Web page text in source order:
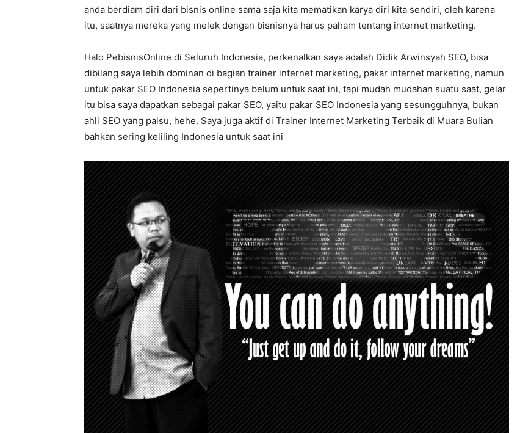
anda berdiam diri dari bisnis online sama saja kita mematikan karya diri kita sendiri, oleh karena
itu, saatnya mereka yang melek dengan bisnisnya harus paham tentang internet marketing.
Halo PebisnisOnline di Seluruh Indonesia, perkenalkan saya adalah Didik Arwinsyah SEO, bisa
dibilang saya lebih dominan di bagian trainer internet marketing, pakar internet marketing, namun
untuk pakar SEO Indonesia sepertinya belum untuk saat ini, tapi mudah mudahan suatu saat, gelar
itu bisa saya dapatkan sebagai pakar SEO, yaitu pakar SEO Indonesia yang sesungguhnya, bukan
ahli SEO yang palsu, hehe. Saya juga aktif di Trainer Internet Marketing Terbaik di Muara Bulian
bahkan sering keliling Indonesia untuk saat ini